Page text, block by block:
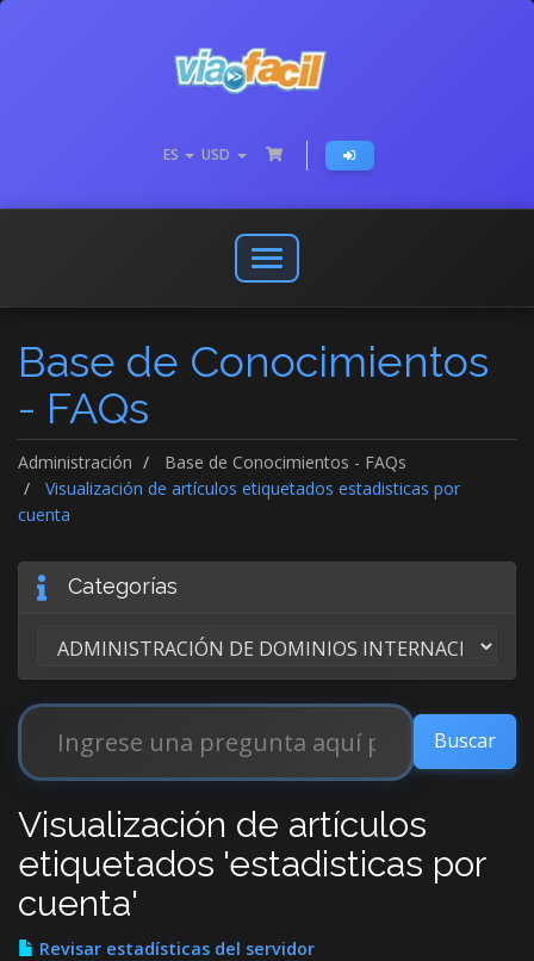
ES USD
Abrir
o
menú
de
Base de Conocimientos
- FAQs
Administración
Base de Conocimientos - FAQs
Visualización de artículos etiquetados estadisticas por
cuenta
Categorías
Visualización de artículos
etiquetados 'estadisticas por
cuenta'
Revisar estadísticas del servidor